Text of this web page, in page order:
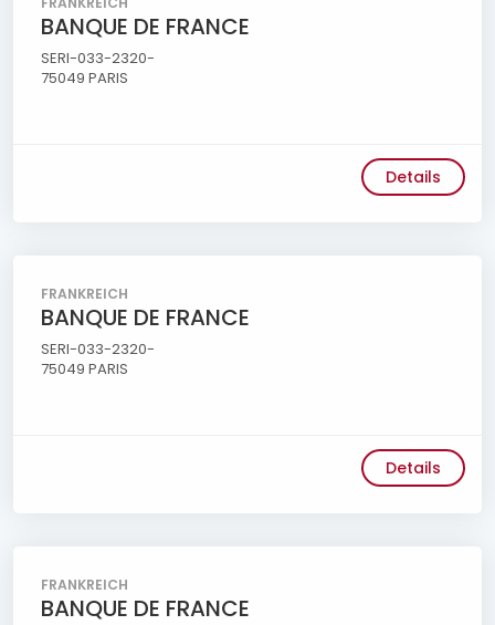
BANQUE DE FRANCE
SERI-033-2320-
75049 PARIS
Details
FRANKREICH
BANQUE DE FRANCE
SERI-033-2320-
75049 PARIS
Details
FRANKREICH
BANQUE DE FRANCE